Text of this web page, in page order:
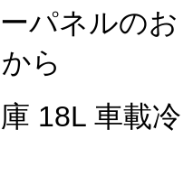
パネルのお
ら
18L 車載冷